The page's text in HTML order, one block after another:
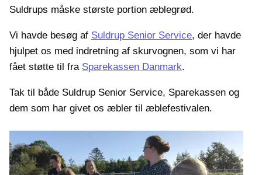
Suldrups måske største portion æblegrød.
Vi havde besøg af Suldrup Senior Service, der havde
hjulpet os med indretning af skurvognen, som vi har
fået støtte til fra Sparekassen Danmark.
Tak til både Suldrup Senior Service, Sparekassen og
dem som har givet os æbler til æblefestivalen.